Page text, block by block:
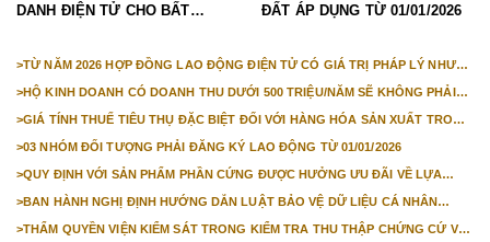
DANH ĐIỆN TỬ CHO BẤT
ĐẤT ÁP DỤNG TỪ 01/01/2026
>TỪ NĂM 2026 HỢP ĐỒNG LAO ĐỘNG ĐIỆN TỬ CÓ GIÁ TRỊ PHÁP LÝ NHƯ
>HỘ KINH DOANH CÓ DOANH THU DƯỚI 500 TRIỆU/NĂM SẼ KHÔNG PHẢI
>GIÁ TÍNH THUẾ TIÊU THỤ ĐẶC BIỆT ĐỐI VỚI HÀNG HÓA SẢN XUẤT TRONG
>03 NHÓM ĐỐI TƯỢNG PHẢI ĐĂNG KÝ LAO ĐỘNG TỪ 01/01/2026
>QUY ĐỊNH VỚI SẢN PHẨM PHẦN CỨNG ĐƯỢC HƯỞNG ƯU ĐÃI VỀ LỰA
>BAN HÀNH NGHỊ ĐỊNH HƯỚNG DẪN LUẬT BẢO VỆ DỮ LIỆU CÁ NHÂN
>THẨM QUYỀN VIỆN KIỂM SÁT TRONG KIỂM TRA THU THẬP CHỨNG CỨ VỤ